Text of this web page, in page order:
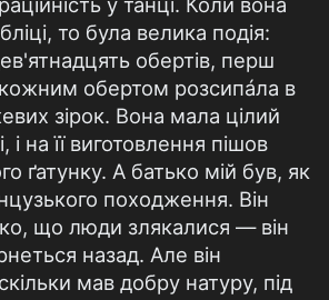
то була велика подія:
обертів, перш
кожним обертом розсипáла в
зірок. Вона мала цілий
і на її виготовлення пішов
ґатунку. А батько мій був, як
походження. Він
що люди злякалися — він
назад. Але він
мав добру натуру, під